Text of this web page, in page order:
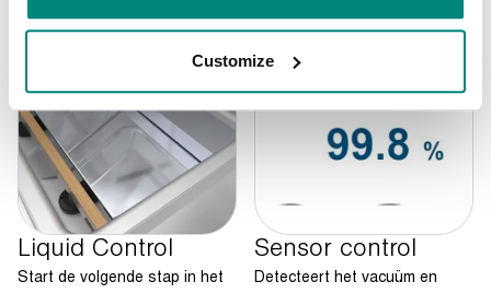
Customize
Liquid Control
Start de volgende stap in het
Sensor control
Detecteert het vacuüm en